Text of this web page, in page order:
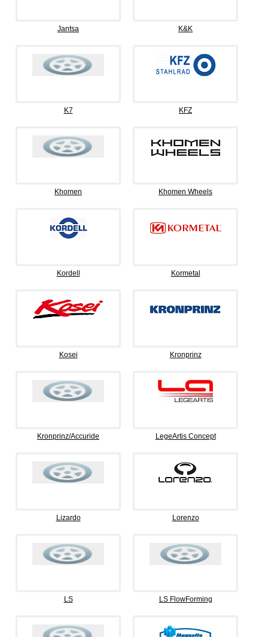
Jantsa K&K
K7 KFZ
Khomen Khomen Wheels
Kordell Kormetal
Kosei Kronprinz
Kronprinz/Accuride LegeArtis Concept
Lizardo Lorenzo
LS LS FlowForming